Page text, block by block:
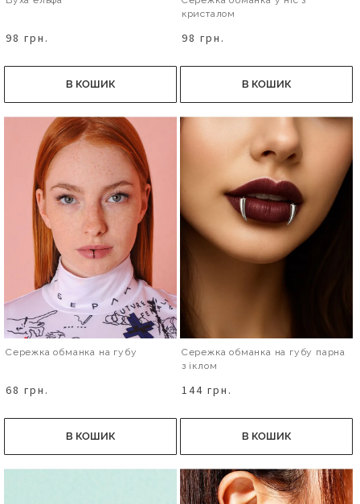
98 грн.
В КОШИК
кристалом
98 грн.
В КОШИК
Сережка обманка на губу
68 грн.
В КОШИК
Сережка обманка на губу парна
з іклом
144 грн.
В КОШИК